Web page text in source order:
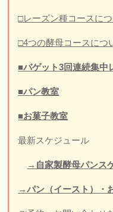
□レーズン種コースに
□4つの酵母コースにつ
■バゲット3回連続集中
■パン教室
■お菓子教室
最新スケジュール
→自家製酵母パンス
→パン（イースト）・